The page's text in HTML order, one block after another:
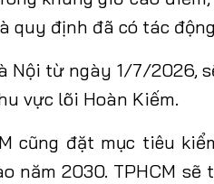
quy định đã có tác
Nội từ ngày 1/7/2026,
vực lõi Hoàn Kiếm.
cũng đặt mục tiêu
năm 2030. TPHCM